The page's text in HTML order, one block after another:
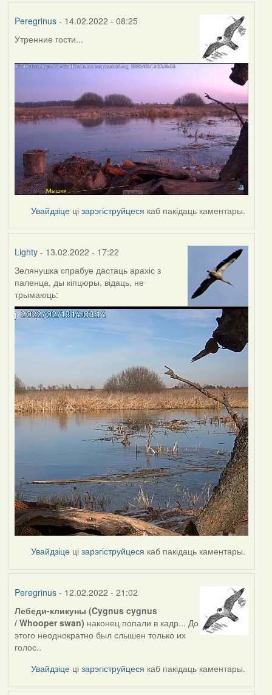
Peregrinus- 14.02.2022 - 08:25
Утренние гости...
Увайдзіце цізарэгіструйцеся каб пакідаць каментары.
Lighty- 13.02.2022 - 17:22
Зелянушка спрабуе дастаць арахіс з
паленца, ды кіпцюры, відаць, не
трымаюць:
Увайдзіце цізарэгіструйцеся каб пакідаць каментары.
Peregrinus- 12.02.2022 - 21:02
Лебеди-кликуны (Cygnus cygnus
/ Whooper swan) наконец попали в кадр... До
этого неоднократно был слышен только их
голос..
Увайдзіце цізарэгіструйцеся каб пакідаць каментары.